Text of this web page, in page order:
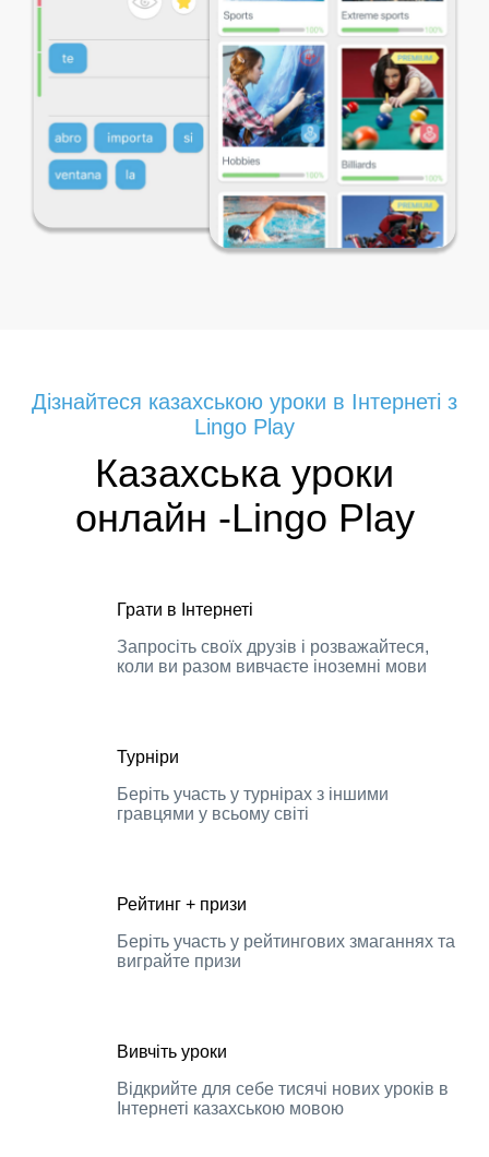
Дізнайтеся казахською уроки в Інтернеті з
Lingo Play
Казахська уроки
онлайн -Lingo Play
Грати в Інтернеті
Запросіть своїх друзів і розважайтеся,
коли ви разом вивчаєте іноземні мови
Турніри
Беріть участь у турнірах з іншими
гравцями у всьому світі
Рейтинг + призи
Беріть участь у рейтингових змаганнях та
виграйте призи
Вивчіть уроки
Відкрийте для себе тисячі нових уроків в
Інтернеті казахською мовою